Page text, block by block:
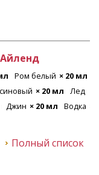
× 20 мл
мл Лед
мл Водка × 20 мл
Полный список